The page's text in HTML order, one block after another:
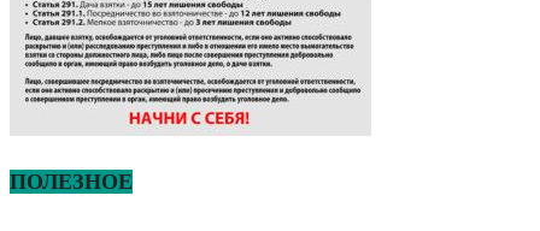
ПОЛЕЗНОЕ